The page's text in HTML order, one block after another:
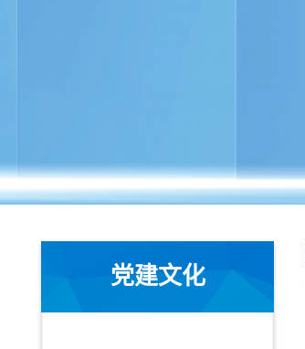
党建文化